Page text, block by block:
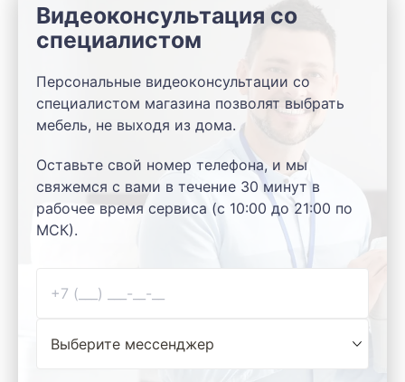
Видеоконсультация со
специалистом
Персональные видеоконсультации со
специалистом магазина позволят выбрать
мебель, не выходя из дома.
Оставьте свой номер телефона, и мы
свяжемся с вами в течение 30 минут в
рабочее время сервиса (с 10:00 до 21:00 по
МСК).